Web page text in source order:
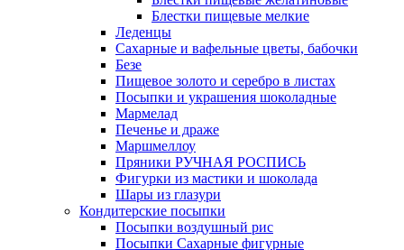
Блестки пищевые мелкие
Леденцы
Сахарные и вафельные цветы, бабочки
Безе
Пищевое золото и серебро в листах
Посыпки и украшения шоколадные
Мармелад
Печенье и драже
Маршмеллоу
Пряники РУЧНАЯ РОСПИСЬ
Фигурки из мастики и шоколада
Шары из глазури
Кондитерские посыпки
Посыпки воздушный рис
Посыпки Сахарные фигурные